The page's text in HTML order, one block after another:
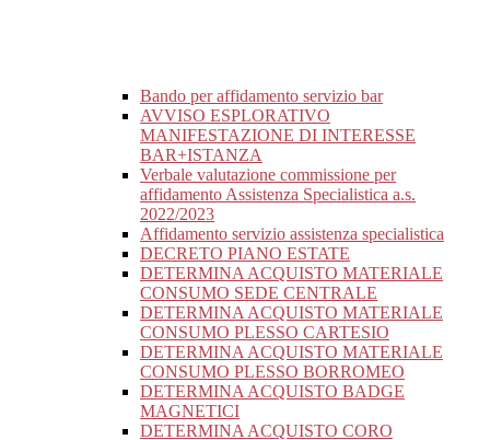
Bando per affidamento servizio bar
AVVISO ESPLORATIVO
MANIFESTAZIONE DI INTERESSE
BAR+ISTANZA
Verbale valutazione commissione per
affidamento Assistenza Specialistica a.s.
2022/2023
Affidamento servizio assistenza specialistica
DECRETO PIANO ESTATE
DETERMINA ACQUISTO MATERIALE
CONSUMO SEDE CENTRALE
DETERMINA ACQUISTO MATERIALE
CONSUMO PLESSO CARTESIO
DETERMINA ACQUISTO MATERIALE
CONSUMO PLESSO BORROMEO
DETERMINA ACQUISTO BADGE
MAGNETICI
DETERMINA ACQUISTO CORO